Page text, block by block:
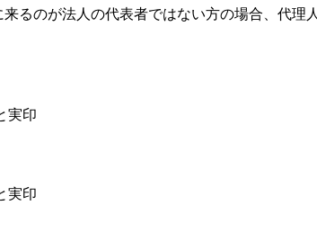
るのが法人の代表者ではない方の場合、代理
実印
実印